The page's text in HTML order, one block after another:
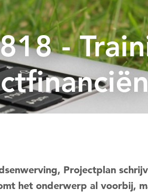
-
Projectplan
het onderwerp al voorbij,